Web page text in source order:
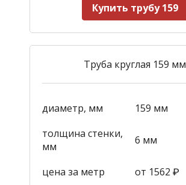
Купить трубу 159
Труба круглая 159 мм
диаметр, мм
159 мм
толщина стенки,
мм
6 мм
цена за метр от 1562 ₽